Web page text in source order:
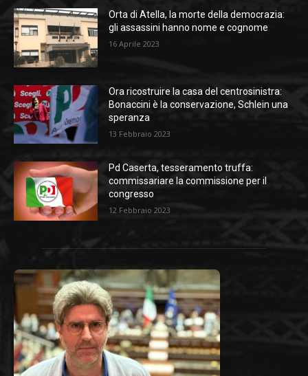
Orta di Atella, la morte della democrazia:
gli assassini hanno nome e cognome
16 Aprile 2023
Ora ricostruire la casa del centrosinistra:
Bonaccini è la conservazione, Schlein una
speranza
13 Febbraio 2023
Pd Caserta, tesseramento truffa:
commissariare la commissione per il
congresso
12 Febbraio 2023